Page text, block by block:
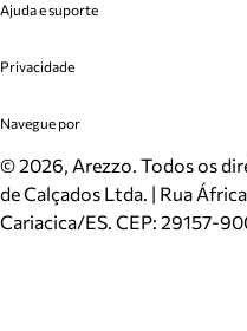
Venda Corporativa
Mapa do Site
Inverno
Mundo Arezzo
Plano de Negócio
Ajuda e suporte
Cadastro
Meus Pedidos
Trocas e Devoluções
Cartão Presente
Localizador de lojas
Privacidade
Politica e Privacidade
Navegue por
Sapatos
Bolsas
Scarpins
©2026, Arezzo. Todos os
de Calçados Ltda. | Rua
Cariacica/ES. CEP: 29157-